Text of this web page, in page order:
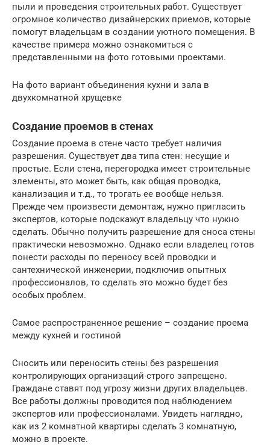
пыли и проведения строительных работ. Существует
огромное количество дизайнерских приемов, которые
помогут владельцам в создании уютного помещения. В
качестве примера можно ознакомиться с
представленными на фото готовыми проектами.
На фото вариант объединения кухни и зала в
двухкомнатной хрущевке
Создание проемов в стенах
Создание проема в стене часто требует наличия
разрешения. Существует два типа стен: несущие и
простые. Если стена, перегородка имеет строительные
элементы, это может быть, как общая проводка,
канализация и т.д., то трогать ее вообще нельзя.
Прежде чем произвести демонтаж, нужно пригласить
экспертов, которые подскажут владельцу что нужно
сделать. Обычно получить разрешение для сноса стены
практически невозможно. Однако если владелец готов
понести расходы по переносу всей проводки и
сантехнической инженерии, подключив опытных
профессионалов, то сделать это можно будет без
особых проблем.
Самое распространенное решение – создание проема
между кухней и гостиной
Сносить или переносить стены без разрешения
контролирующих организаций строго запрещено.
Граждане ставят под угрозу жизни других владельцев.
Все работы должны проводится под наблюдением
экспертов или профессионалами. Увидеть наглядно,
как из 2 комнатной квартиры сделать 3 комнатную,
можно в проекте.